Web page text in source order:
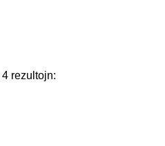
4 rezultojn: